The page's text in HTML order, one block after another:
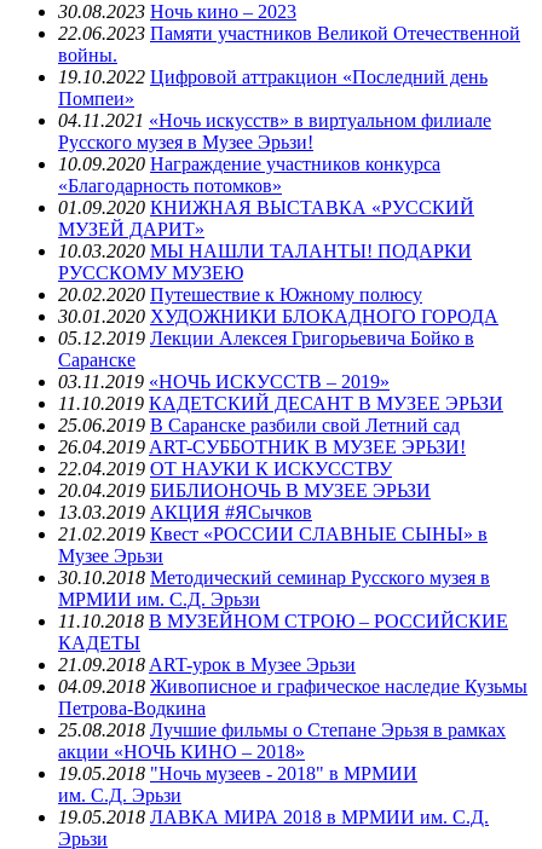
30.08.2023 Ночь кино – 2023
22.06.2023 Памяти участников Великой Отечественной
войны.
19.10.2022 Цифровой аттракцион «Последний день
Помпеи»
04.11.2021 «Ночь искусств» в виртуальном филиале
Русского музея в Музее Эрьзи!
10.09.2020 Награждение участников конкурса
«Благодарность потомков»
01.09.2020 КНИЖНАЯ ВЫСТАВКА «РУССКИЙ
МУЗЕЙ ДАРИТ»
10.03.2020 МЫ НАШЛИ ТАЛАНТЫ! ПОДАРКИ
РУССКОМУ МУЗЕЮ
20.02.2020 Путешествие к Южному полюсу
30.01.2020 ХУДОЖНИКИ БЛОКАДНОГО ГОРОДА
05.12.2019 Лекции Алексея Григорьевича Бойко в
Саранске
03.11.2019 «НОЧЬ ИСКУССТВ – 2019»
11.10.2019 КАДЕТСКИЙ ДЕСАНТ В МУЗЕЕ ЭРЬЗИ
25.06.2019 В Саранске разбили свой Летний сад
26.04.2019ART-СУББОТНИК В МУЗЕЕ ЭРЬЗИ!
22.04.2019 ОТ НАУКИ К ИСКУССТВУ
20.04.2019 БИБЛИОНОЧЬ В МУЗЕЕ ЭРЬЗИ
13.03.2019 АКЦИЯ #ЯСычков
21.02.2019 Квест «РОССИИ СЛАВНЫЕ СЫНЫ» в
Музее Эрьзи
30.10.2018 Методический семинар Русского музея в
МРМИИ им. С.Д. Эрьзи
11.10.2018 В МУЗЕЙНОМ СТРОЮ – РОССИЙСКИЕ
КАДЕТЫ
21.09.2018ART-урок в Музее Эрьзи
04.09.2018 Живописное и графическое наследие Кузьмы
Петрова-Водкина
25.08.2018 Лучшие фильмы о Степане Эрьзя в рамках
акции «НОЧЬ КИНО – 2018»
19.05.2018 "Ночь музеев - 2018" в МРМИИ
им. С.Д. Эрьзи
19.05.2018 ЛАВКА МИРА 2018 в МРМИИ им. С.Д.
Эрьзи